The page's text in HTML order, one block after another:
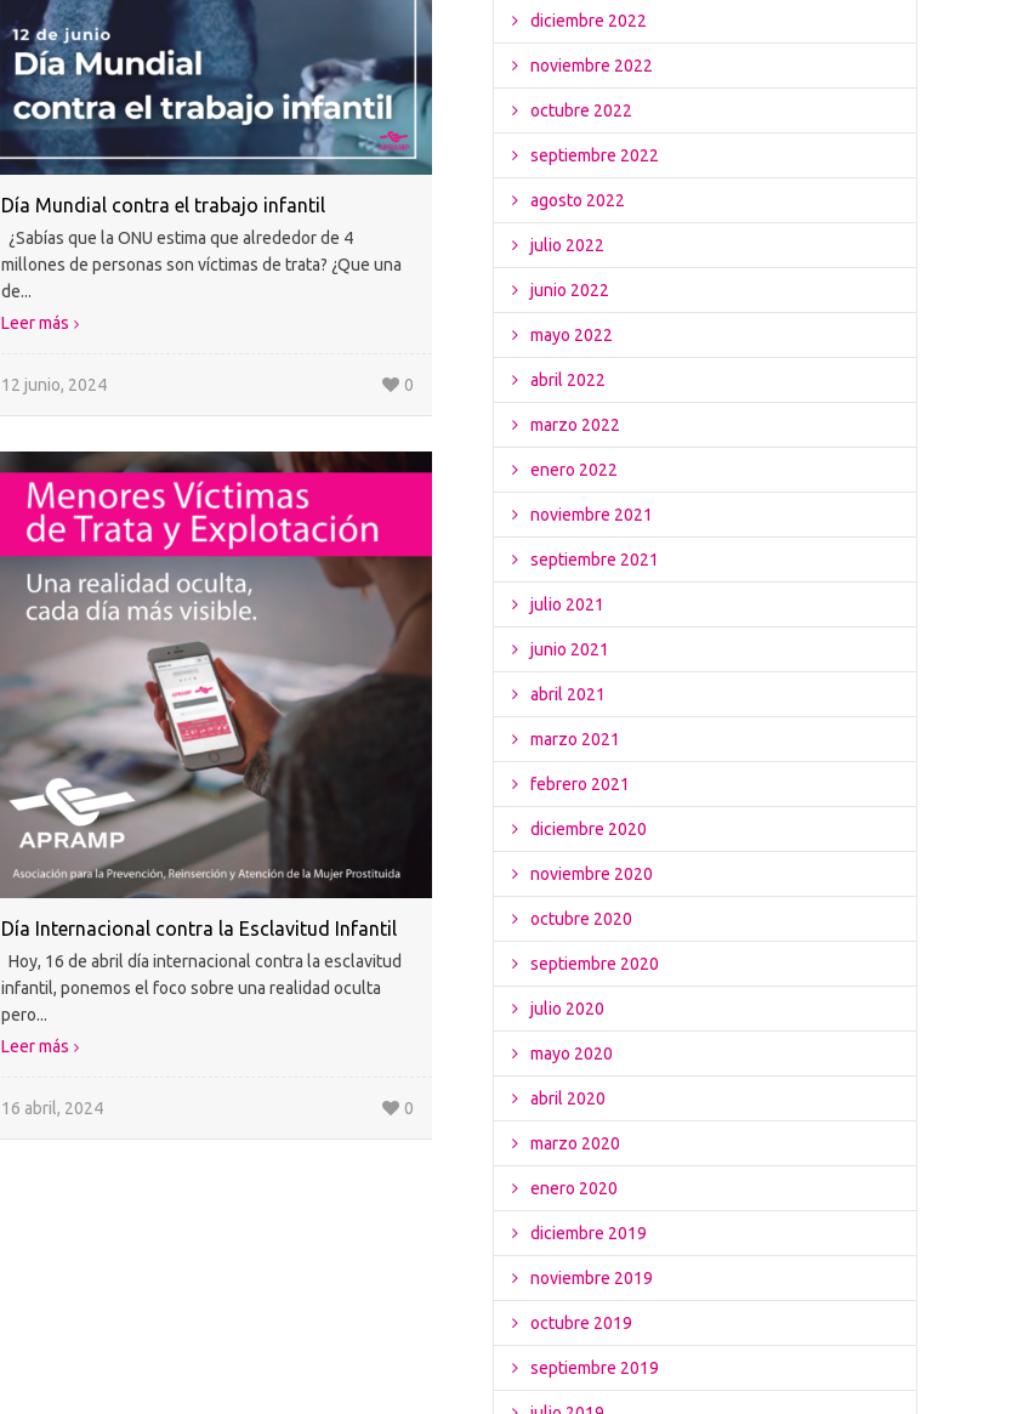
Día Mundial contra el trabajo infantil
¿Sabías que la ONU estima que alrededor de 4
millones de personas son víctimas de trata? ¿Que una
de...
Leer más
12 junio, 2024 0
Día Internacional contra la Esclavitud Infantil
Hoy, 16 de abril día internacional contra la esclavitud
infantil, ponemos el foco sobre una realidad oculta
pero...
Leer más
16 abril, 2024 0
diciembre 2022
noviembre 2022
octubre 2022
septiembre 2022
agosto 2022
julio 2022
junio 2022
mayo 2022
abril 2022
marzo 2022
enero 2022
noviembre 2021
septiembre 2021
julio 2021
junio 2021
abril 2021
marzo 2021
febrero 2021
diciembre 2020
noviembre 2020
octubre 2020
septiembre 2020
julio 2020
mayo 2020
abril 2020
marzo 2020
enero 2020
diciembre 2019
noviembre 2019
octubre 2019
septiembre 2019